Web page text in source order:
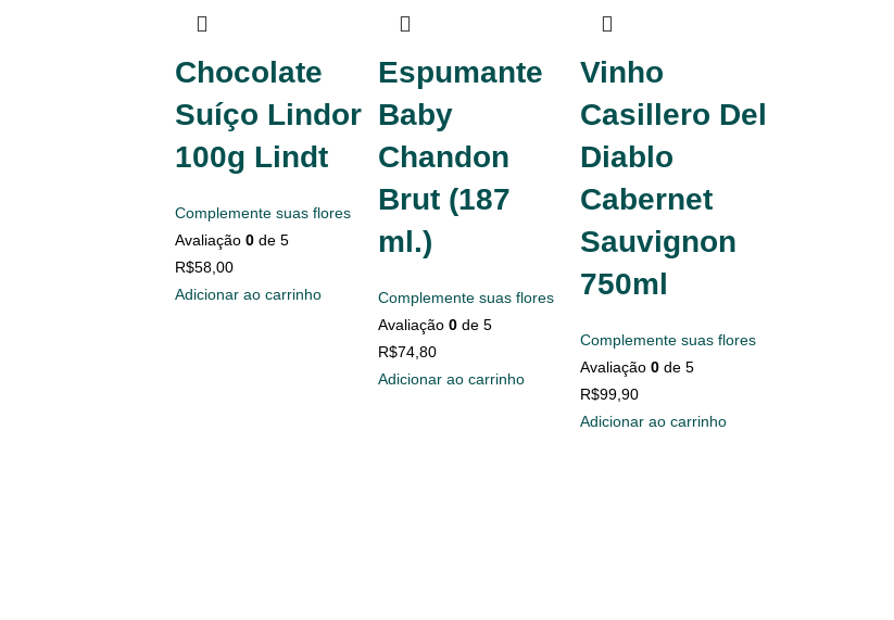
Chocolate
Suíço Lindor
100g Lindt
Complemente suas flores
Avaliação 0 de 5
R$58,00
Adicionar ao carrinho
Espumante
Baby
Chandon
Brut (187
ml.)
Complemente suas flores
Avaliação 0de 5
R$74,80
Adicionar ao carrinho
Vinho
Casillero Del
Diablo
Cabernet
Sauvignon
750ml
Complemente suas flores
Avaliação0 de 5
R$99,90
Adicionar ao carrinho